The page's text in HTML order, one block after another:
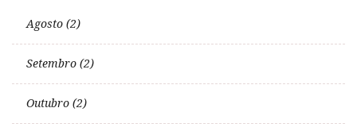
Agosto (2)
Setembro (2)
Outubro (2)